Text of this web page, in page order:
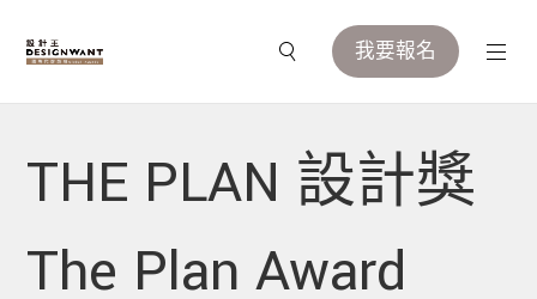
我要報名
THE PLAN 設計獎
The Plan Award